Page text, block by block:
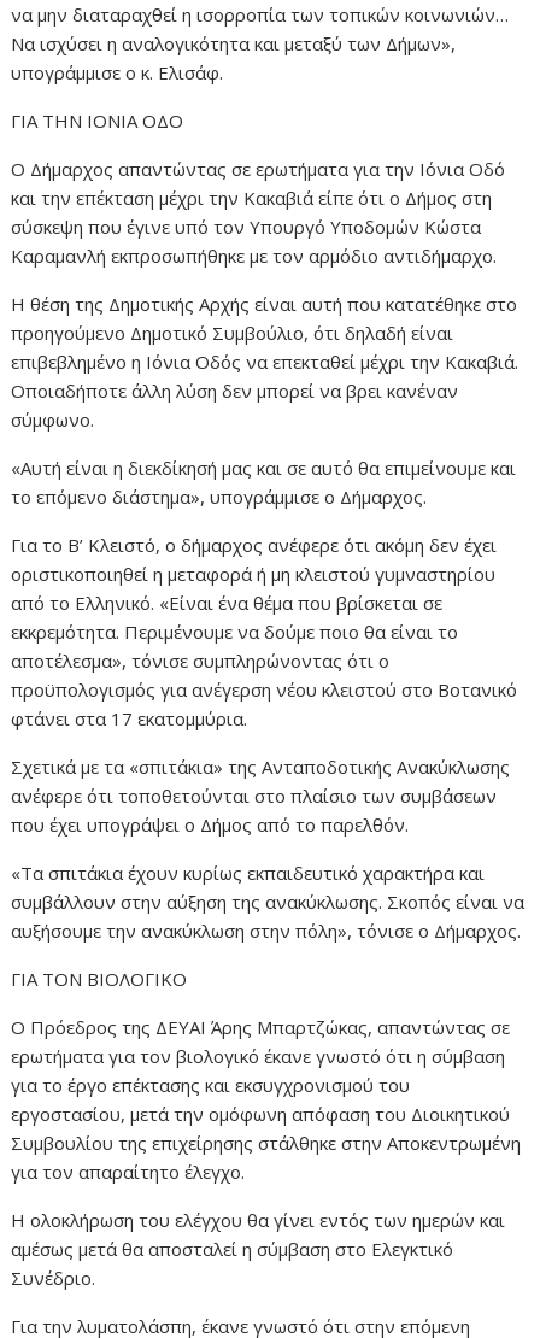
να μην διαταραχθεί η ισορροπία των τοπικών κοινωνιών…
Να ισχύσει η αναλογικότητα και μεταξύ των Δήμων»,
υπογράμμισε ο κ. Ελισάφ.
ΓΙΑ ΤΗΝ ΙΟΝΙΑ ΟΔΟ
Ο Δήμαρχος απαντώντας σε ερωτήματα για την Ιόνια Οδό
και την επέκταση μέχρι την Κακαβιά είπε ότι ο Δήμος στη
σύσκεψη που έγινε υπό τον Υπουργό Υποδομών Κώστα
Καραμανλή εκπροσωπήθηκε με τον αρμόδιο αντιδήμαρχο.
Η θέση της Δημοτικής Αρχής είναι αυτή που κατατέθηκε στο
προηγούμενο Δημοτικό Συμβούλιο, ότι δηλαδή είναι
επιβεβλημένο η Ιόνια Οδός να επεκταθεί μέχρι την Κακαβιά.
Οποιαδήποτε άλλη λύση δεν μπορεί να βρει κανέναν
σύμφωνο.
«Αυτή είναι η διεκδίκησή μας και σε αυτό θα επιμείνουμε και
το επόμενο διάστημα», υπογράμμισε ο Δήμαρχος.
Για το Β’ Κλειστό, ο δήμαρχος ανέφερε ότι ακόμη δεν έχει
οριστικοποιηθεί η μεταφορά ή μη κλειστού γυμναστηρίου
από το Ελληνικό. «Είναι ένα θέμα που βρίσκεται σε
εκκρεμότητα. Περιμένουμε να δούμε ποιο θα είναι το
αποτέλεσμα», τόνισε συμπληρώνοντας ότι ο
προϋπολογισμός για ανέγερση νέου κλειστού στο Βοτανικό
φτάνει στα 17 εκατομμύρια.
Σχετικά με τα «σπιτάκια» της Ανταποδοτικής Ανακύκλωσης
ανέφερε ότι τοποθετούνται στο πλαίσιο των συμβάσεων
που έχει υπογράψει ο Δήμος από το παρελθόν.
«Τα σπιτάκια έχουν κυρίως εκπαιδευτικό χαρακτήρα και
συμβάλλουν στην αύξηση της ανακύκλωσης. Σκοπός είναι να
αυξήσουμε την ανακύκλωση στην πόλη», τόνισε ο Δήμαρχος.
ΓΙΑ ΤΟΝ ΒΙΟΛΟΓΙΚΟ
Ο Πρόεδρος της ΔΕΥΑΙ Άρης Μπαρτζώκας, απαντώντας σε
ερωτήματα για τον βιολογικό έκανε γνωστό ότι η σύμβαση
για το έργο επέκτασης και εκσυγχρονισμού του
εργοστασίου, μετά την ομόφωνη απόφαση του Διοικητικού
Συμβουλίου της επιχείρησης στάλθηκε στην Αποκεντρωμένη
για τον απαραίτητο έλεγχο.
Η ολοκλήρωση του ελέγχου θα γίνει εντός των ημερών και
αμέσως μετά θα αποσταλεί η σύμβαση στο Ελεγκτικό
Συνέδριο.
Για την λυματολάσπη, έκανε γνωστό ότι στην επόμενη